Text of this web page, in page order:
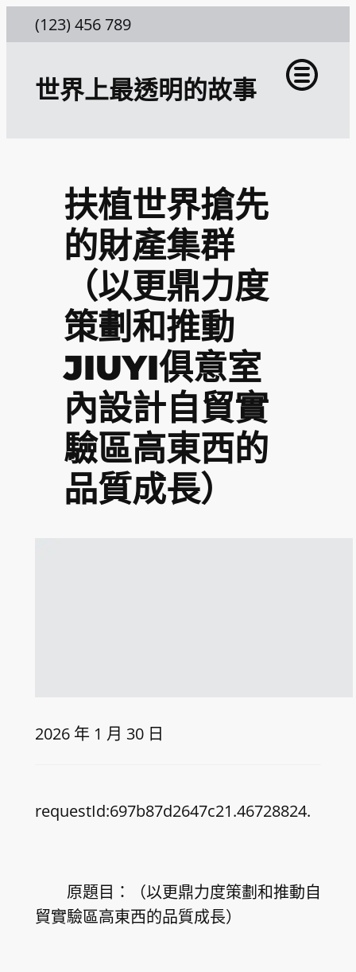
至
(123) 456 789
世界上最透明的故事
扶植世界搶先
的財產集群
（以更鼎力度
策劃和推動
JIUYI俱意室
內設計自貿實
驗區高東西的
品質成長）
2026 年 1 月 30 日
requestId:697b87d2647c21.46728824.
原題目：（以更鼎力度策劃和推動自
貿實驗區高東西的品質成長）